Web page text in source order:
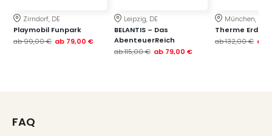
Zirndorf, DE
Playmobil Funpark
ab99,00 € ab 79,00 €
Leipzig, DE
BELANTIS – Das
AbenteuerReich
ab115,00 € ab 79,00 €
München, DE
Therme Erding
ab132,00 € ab
FAQ